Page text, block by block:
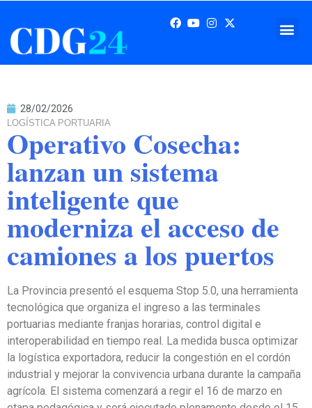
28/02/2026
LOGÍSTICA PORTUARIA
Operativo Cosecha:
lanzan un sistema
inteligente que
moderniza el acceso de
camiones a los puertos
La Provincia presentó el esquema Stop 5.0, una herramienta
tecnológica que organiza el ingreso a las terminales
portuarias mediante franjas horarias, control digital e
interoperabilidad en tiempo real. La medida busca optimizar
la logística exportadora, reducir la congestión en el cordón
industrial y mejorar la convivencia urbana durante la campaña
agrícola. El sistema comenzará a regir el 16 de marzo en